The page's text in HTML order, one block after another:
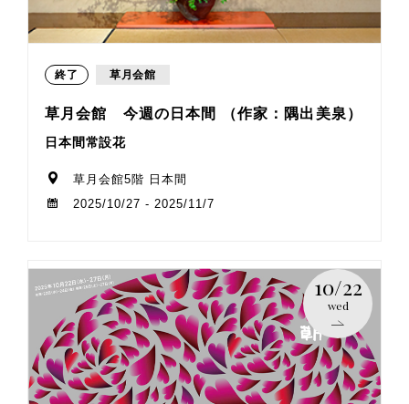
終了 草月会館
草月会館 今週の日本間 （作家：隅出美泉）
日本間常設花
草月会館5階 日本間
2025/10/27 - 2025/11/7
10/22
wed